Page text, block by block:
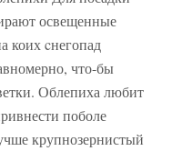
освещенные
коих cнегопад
что-бы
Облепиха любит
поболе
крупнозернистый